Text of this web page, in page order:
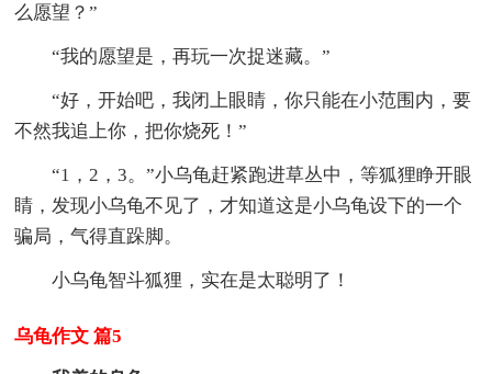
么愿望？”
“我的愿望是，再玩一次捉迷藏。”
“好，开始吧，我闭上眼睛，你只能在小范围内，要
不然我追上你，把你烧死！”
“1，2，3。”小乌龟赶紧跑进草丛中，等狐狸睁开眼
睛，发现小乌龟不见了，才知道这是小乌龟设下的一个
骗局，气得直跺脚。
小乌龟智斗狐狸，实在是太聪明了！
乌龟作文 篇5